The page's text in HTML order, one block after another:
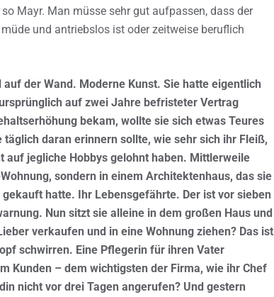
Mayr. Man müsse sehr gut aufpassen, dass der
und antriebslos ist oder zeitweise beruflich
der Wand. Moderne Kunst. Sie hatte eigentlich
auf zwei Jahre befristeter Vertrag
bekam, wollte sie sich etwas Teures
daran erinnern sollte, wie sehr sich ihr Fleiß,
auf jegliche Hobbys gelohnt haben. Mittlerweile
sondern in einem Architektenhaus, das sie
hatte. Ihr Lebensgefährte. Der ist vor sieben
Nun sitzt sie alleine in dem großen Haus und
verkaufen und in eine Wohnung ziehen? Das ist
schwirren. Eine Pflegerin für ihren Vater
Kunden – dem wichtigsten der Firma, wie ihr Chef
nicht vor drei Tagen angerufen? Und gestern